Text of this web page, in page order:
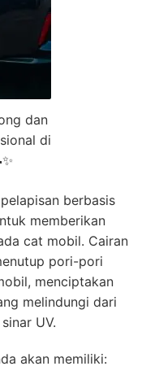
dan
di
berbasis
memberikan
cat mobil. Cairan
pori-pori
menciptakan
melindungi dari
UV.
akan memiliki: